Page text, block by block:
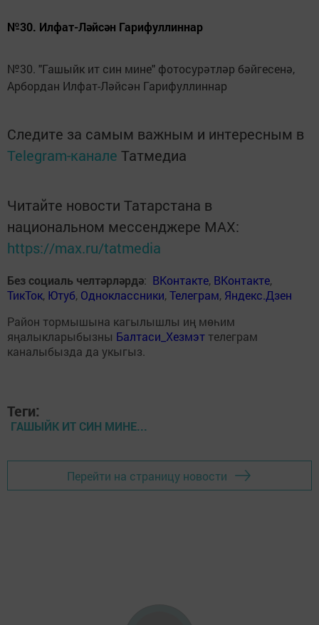
№30. Илфат-Ләйсән Гарифуллиннар
№30. "Гашыйк ит син мине" фотосурәтләр бәйгесенә,
Арбордан Илфат-Ләйсән Гарифуллиннар
Следите за самым важным и интересным в
Telegram-канале Татмедиа
Читайте новости Татарстана в
национальном мессенджере MАХ:
https://max.ru/tatmedia
Без социаль челтәрләрдә: ВКонтакте, ВКонтакте,
ТикТок, Ютуб, Одноклассники,Телеграм, Яндекс.Дзен
Район тормышына кагылышлы иң мөһим
яңалыкларыбызны Балтаси_Хезмэт телеграм
каналыбызда да укыгыз.
Теги:
ГАШЫЙК ИТ СИН МИНЕ...
Перейти на страницу новости